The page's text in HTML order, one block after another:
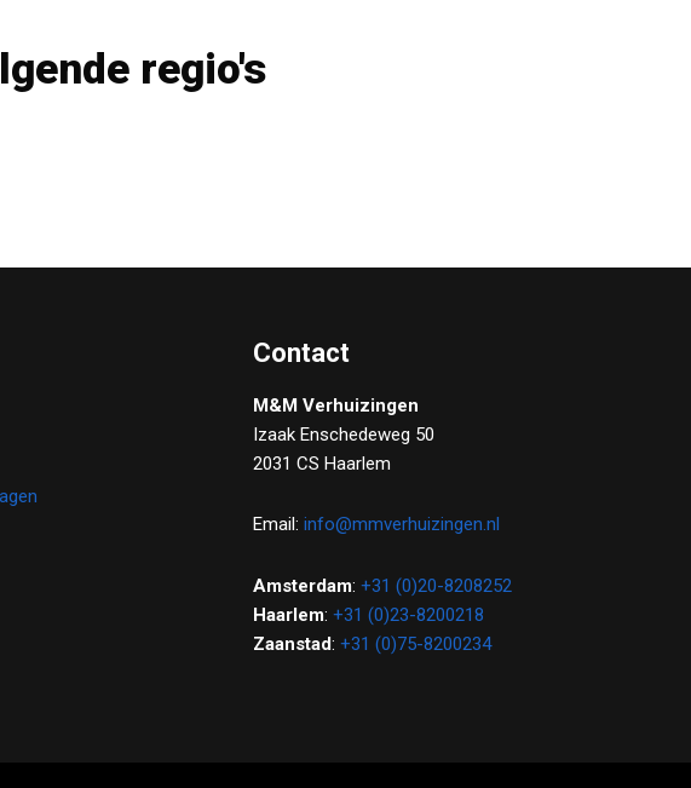
regio's
Contact
M&M Verhuizingen
Izaak Enschedeweg 50
2031 CS Haarlem
Email: info@mmverhuizingen.nl
Amsterdam: +31 (0)20-8208252
Haarlem: +31 (0)23-8200218
Zaanstad: +31 (0)75-8200234